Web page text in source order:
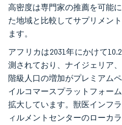
高密度は専門家の推薦を可能
た地域と比較してサプリメン
ます。
アフリカは2031年にかけて
測されており、ナイジェリア
階級人口の増加がプレミアム
イルコマースプラットフォー
拡大しています。獣医インフ
ィルメントセンターのローカ